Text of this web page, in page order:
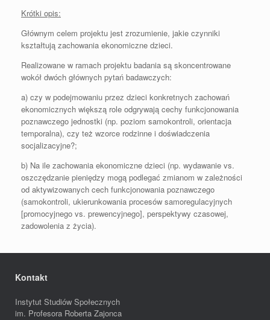
Krótki opis:
Głównym celem projektu jest zrozumienie, jakie czynniki
kształtują zachowania ekonomiczne dzieci.
Realizowane w ramach projektu badania są skoncentrowane
wokół dwóch głównych pytań badawczych:
a) czy w podejmowaniu przez dzieci konkretnych zachowań
ekonomicznych większą role odgrywają cechy funkcjonowania
poznawczego jednostki (np. poziom samokontroli, orientacja
temporalna), czy też wzorce rodzinne i doświadczenia
socjalizacyjne?;
b) Na ile zachowania ekonomiczne dzieci (np. wydawanie vs.
oszczędzanie pieniędzy mogą podlegać zmianom w zależności
od aktywizowanych cech funkcjonowania poznawczego
(samokontroli, ukierunkowania procesów samoregulacyjnych
[promocyjnego vs. prewencyjnego], perspektywy czasowej,
zadowolenia z życia).
Kontakt
Instytut Studiów Społecznych
im. Profesora Roberta Zajonca